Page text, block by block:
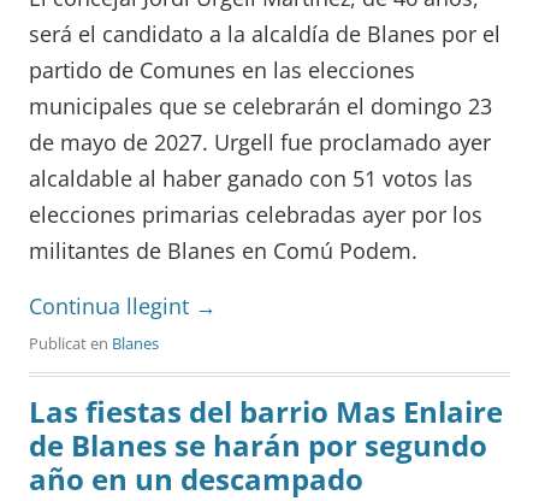
será el candidato a la alcaldía de Blanes por el
partido de Comunes en las elecciones
municipales que se celebrarán el domingo 23
de mayo de 2027. Urgell fue proclamado ayer
alcaldable al haber ganado con 51 votos las
elecciones primarias celebradas ayer por los
militantes de Blanes en Comú Podem.
Continua llegint →
Publicat en Blanes
Las fiestas del barrio Mas Enlaire
de Blanes se harán por segundo
año en un descampado